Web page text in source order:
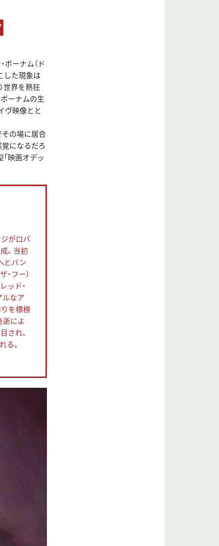
ボーナム（ド
した現象は
世界を熱狂
ーナムの生
ヴ映像とと
その場に居合
になるだろ
映画オデッ
がロバ
。当初
とバン
フー）
ッド・
ルなア
を標榜
逝によ
され、
る。